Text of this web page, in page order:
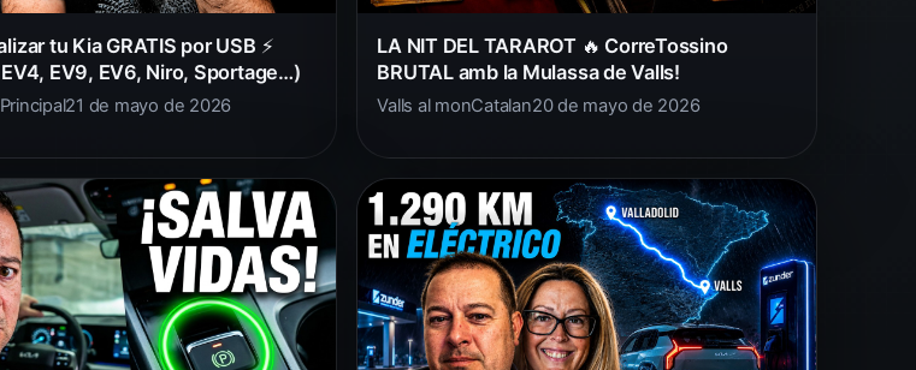
tu Kia GRATIS por USB ⚡
EV9, EV6, Niro, Sportage…)
Principal21 de mayo de 2026
LA NIT DEL TARAROT 🔥 CorreTossino
BRUTAL amb la Mulassa de Valls!
Valls al monCatalan20 de mayo de 2026